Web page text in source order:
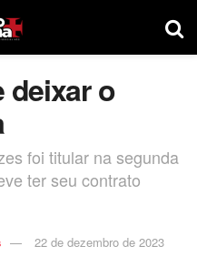
deixar o
foi titular na segunda
ter seu contrato
22 de dezembro de 2023